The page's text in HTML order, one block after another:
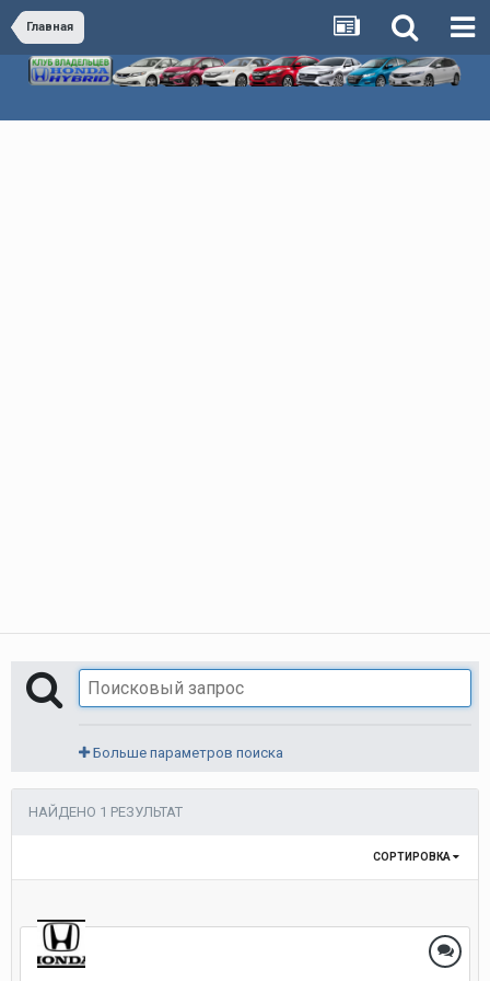
Главная
Больше параметров поиска
НАЙДЕНО 1 РЕЗУЛЬТАТ
СОРТИРОВКА